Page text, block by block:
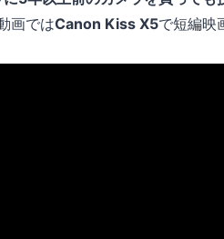
画ではCanon Kiss X5で短編映